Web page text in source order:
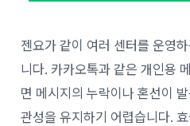
젠요가 같이 여러 센터를 운영
니다. 카카오톡과 같은 개인용
면 메시지의 누락이나 혼선이
관성을 유지하기 어렵습니다.